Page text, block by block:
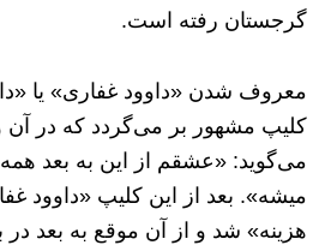
گرجستان رفته است.
معروف شدن «داوود غفاری» یا
کلیپ مشهور بر می‌گردد که در آن
می‌گوید: «عشقم از این به بعد همه
میشه». بعد از این کلیپ «داوود
هزینه» شد و از آن موقع به بعد در